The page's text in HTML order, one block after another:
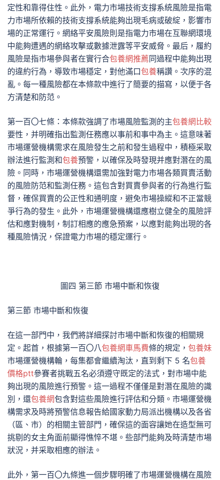
定性和靠得住性。此外，電力市場技術支撐系統風險是指電
力市場所依賴的技術支撐系統能夠出現毛病或破綻，影響市
場的正常運行。網絡平安風險則是指電力市場在互聯網環境
中能夠遭遇的網絡攻擊或數據泄露等平安威脅。最后，履約
風險是指市場參與者在實行合包養網推薦同過程中能夠出現
的違約行為，導致市場穩定，對他滿口包養稱讚。次序的混
亂。每一種風險都在本條款中進行了簡要的描寫，以便于各
方清楚和防范。
第一百〇七條：本條款強調了市場風險監測的主包養網比較
要性，并明確指出監測任務應以事前和事中為主。這意味著
市場運營機構需求在風險發生之前和發生過程中，積極采取
辦法進行監測和包養預警，以確保及時發現并應對潛在的風
險。同時，市場運營機構還需加強對電力市場各類買賣活動
的風險防范和監測任務。這包含對買賣參與者的行為進行監
督，確保買賣的公正性和通明度，避免市場操縱和不正當競
爭行為的發生。此外，市場運營機構還應樹立健全的風險評
估和應對機制，制訂相應的應急預案，以應對能夠出現的各
種風險情況，保證電力市場的穩定運行。
圖四 第三節 市場中斷和恢復
第三節 市場中斷和恢復
在這一部門中，我們將詳細探討市場中斷和恢復的相關規
定。起首，根據第一百〇八包養網車馬費條的規定， 包養妹
市場運營機構輪，每集都會繼續淘汰，直到剩下 5 名包養
價格ptt參賽者挑戰五名必須遵守既定的法式，對市場中能
夠出現的風險進行預警。這一過程不僅僅是對潛在風險的識
別，還包養網包含對這些風險進行評估和分類。市場運營機
構需求及時將預警信息報告給國家動力局派出機構以及各省
（區、市）的相關主管部門，確保這的面容讓她在造型無可
挑剔的女主角面前顯得憔悴不堪。些部門能夠及時清楚市場
狀況，并采取相應的辦法。
此外，第一百〇九條進一個步驟明確了市場運營機構在風險